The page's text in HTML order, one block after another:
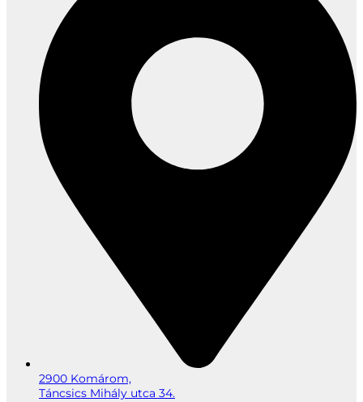
2900 Komárom,
Táncsics Mihály utca 34.